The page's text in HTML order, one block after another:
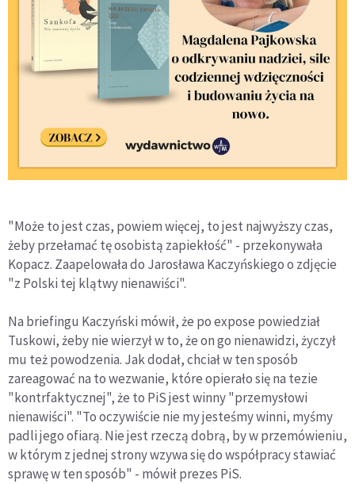
"Może to jest czas, powiem więcej, to jest najwyższy czas,
żeby przełamać tę osobistą zapiekłość" - przekonywała
Kopacz. Zaapelowała do Jarosława Kaczyńskiego o zdjęcie
"z Polski tej klątwy nienawiści".
Na briefingu Kaczyński mówił, że po expose powiedział
Tuskowi, żeby nie wierzył w to, że on go nienawidzi, życzył
mu też powodzenia. Jak dodał, chciał w ten sposób
zareagować na to wezwanie, które opierało się na tezie
"kontrfaktycznej", że to PiS jest winny "przemysłowi
nienawiści". "To oczywiście nie my jesteśmy winni, myśmy
padli jego ofiarą. Nie jest rzeczą dobrą, by w przemówieniu,
w którym z jednej strony wzywa się do współpracy stawiać
sprawę w ten sposób" - mówił prezes PiS.